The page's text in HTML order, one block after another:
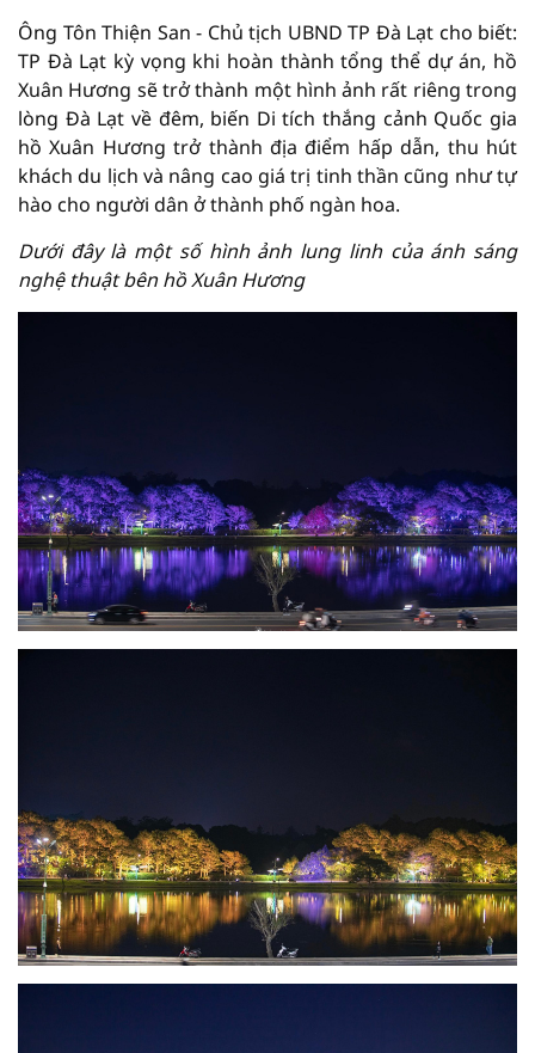
Ông Tôn Thiện San - Chủ tịch UBND TP Đà Lạt cho biết:
TP Đà Lạt kỳ vọng khi hoàn thành tổng thể dự án, hồ
Xuân Hương sẽ trở thành một hình ảnh rất riêng trong
lòng Đà Lạt về đêm, biến Di tích thắng cảnh Quốc gia
hồ Xuân Hương trở thành địa điểm hấp dẫn, thu hút
khách du lịch và nâng cao giá trị tinh thần cũng như tự
hào cho người dân ở thành phố ngàn hoa.
Dưới đây là một số hình ảnh lung linh của ánh sáng
nghệ thuật bên hồ Xuân Hương